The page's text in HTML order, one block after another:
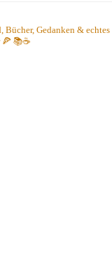
Bücher, Gedanken & echtes
📚☕️